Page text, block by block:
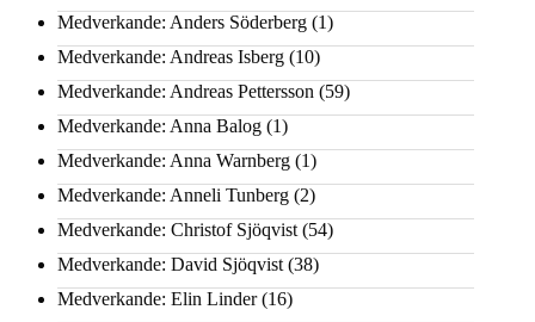
Medverkande: Anders Söderberg (1)
Medverkande: Andreas Isberg (10)
Medverkande: Andreas Pettersson (59)
Medverkande: Anna Balog (1)
Medverkande: Anna Warnberg (1)
Medverkande: Anneli Tunberg (2)
Medverkande: Christof Sjöqvist (54)
Medverkande: David Sjöqvist (38)
Medverkande: Elin Linder(16)